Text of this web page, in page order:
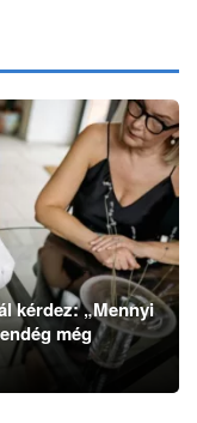
kérdez: „Mennyi
még